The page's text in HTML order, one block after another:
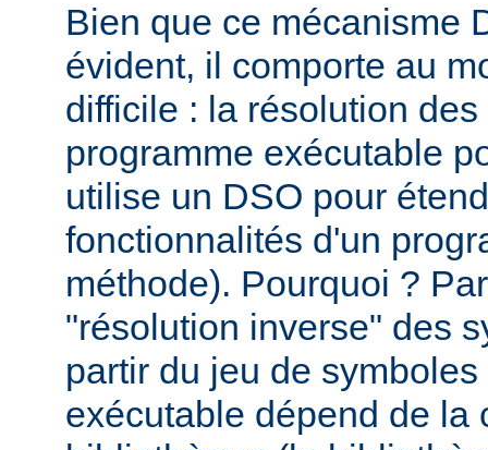
Bien que ce mécanisme
évident, il comporte au
difficile : la résolution
programme exécutable
utilise un DSO pour
fonctionnalités d'un
méthode). Pourquoi ?
"résolution inverse" des
partir du jeu de
exécutable dépend de la